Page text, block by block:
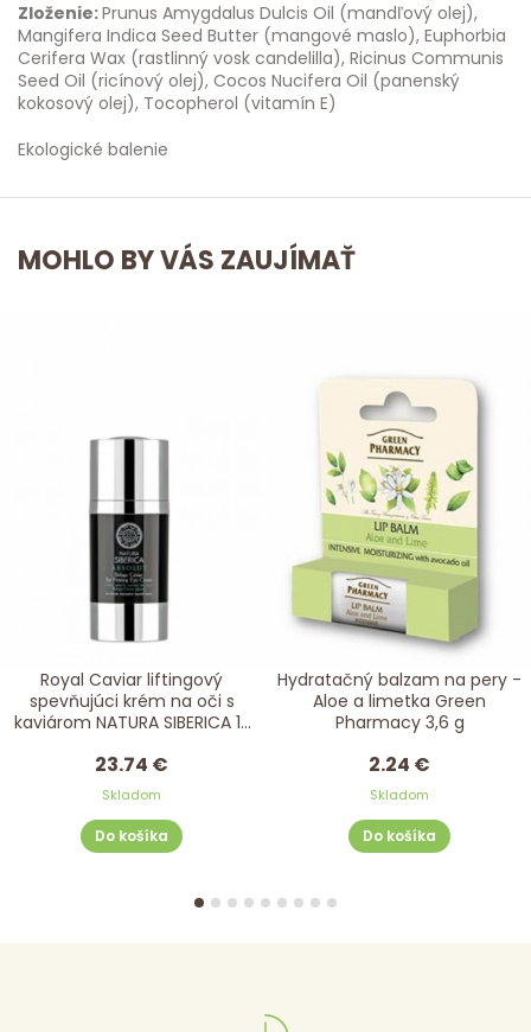
Zloženie:Prunus Amygdalus Dulcis Oil (mandľový olej),
Mangifera Indica Seed Butter (mangové maslo), Euphorbia
Cerifera Wax (rastlinný vosk candelilla), Ricinus Communis
Seed Oil (ricínový olej), Cocos Nucifera Oil (panenský
kokosový olej), Tocopherol (vitamín E)
Ekologické balenie
MOHLO BY VÁS ZAUJÍMAŤ
Royal Caviar liftingový
spevňujúci krém na oči s
kaviárom NATURA SIBERICA 15
23.74 €
Skladom
Do košíka
Hydratačný balzam na pery -
Aloe a limetka Green
Pharmacy 3,6 g
2.24 €
Skladom
Do košíka